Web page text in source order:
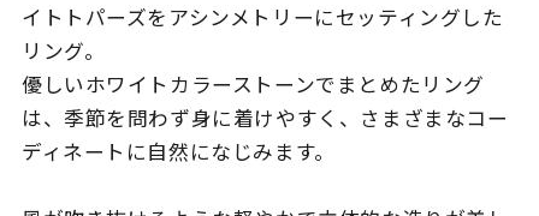
メンズ
リングサイズ
価格 ¥0
イトトパーズをアシンメトリーにセッティングした
リング。
優しいホワイトカラーストーンでまとめたリング
は、季節を問わず身に着けやすく、さまざまなコー
ディネートに自然になじみます。